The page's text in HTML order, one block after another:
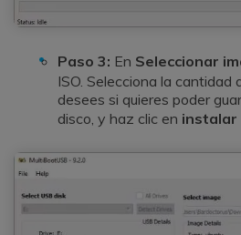
Paso 3: En Seleccionar
ISO. Selecciona la cantidad
desees si quieres poder
disco, y haz clic en instalar